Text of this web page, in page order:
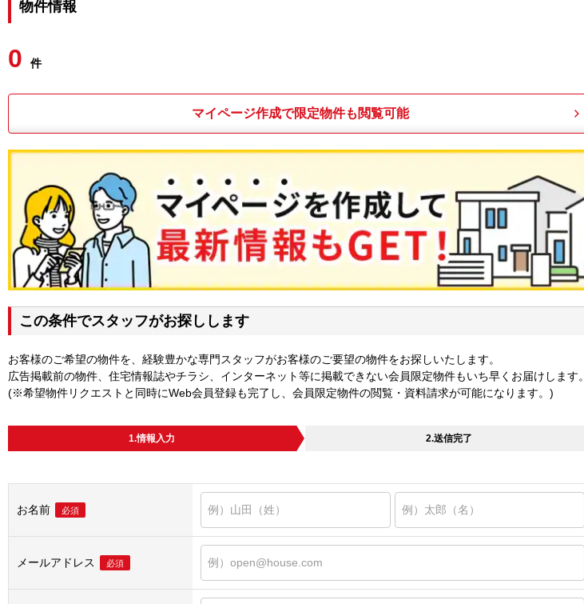
物件情報
0 件
マイページ作成で限定物件も閲覧可能
この条件でスタッフがお探しします
お客様のご希望の物件を、経験豊かな専門スタッフがお客様のご要望の物件をお探しいたします。
広告掲載前の物件、住宅情報誌やチラシ、インターネット等に掲載できない会員限定物件もいち早くお届けします。
(※希望物件リクエストと同時にWeb会員登録も完了し、会員限定物件の閲覧・資料請求が可能になります。)
1.情報入力 2.送信完了
お名前 必須
メールアドレス 必須